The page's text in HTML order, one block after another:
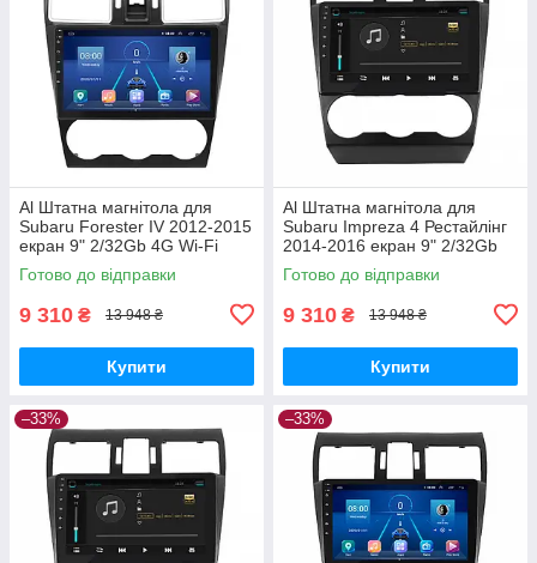
Al Штатна магнітола для
Subaru Forester IV 2012-2015
екран 9" 2/32Gb 4G Wi-Fi
GPS Top Android
Готово до відправки
9 310 ₴ 13 948 ₴
Купити
Al Штатна магнітола для
Subaru Impreza 4 Рестайлінг
2014-2016 екран 9" 2/32Gb
4G Wi-Fi GPS Top Android
Готово до відправки
9 310 ₴ 13 948 ₴
Купити
–33% –33%